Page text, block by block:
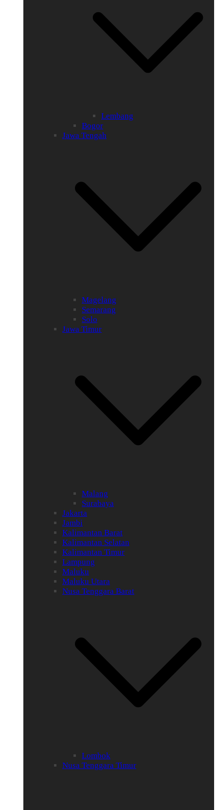
Lembang
Bogor
Jawa Tengah
Magelang
Semarang
Solo
Jawa Timur
Malang
Surabaya
Jakarta
Jambi
Kalimantan Barat
Kalimantan Selatan
Kalimantan Timur
Lampung
Maluku
Maluku Utara
Nusa Tenggara Barat
Lombok
Nusa Tenggara Timur